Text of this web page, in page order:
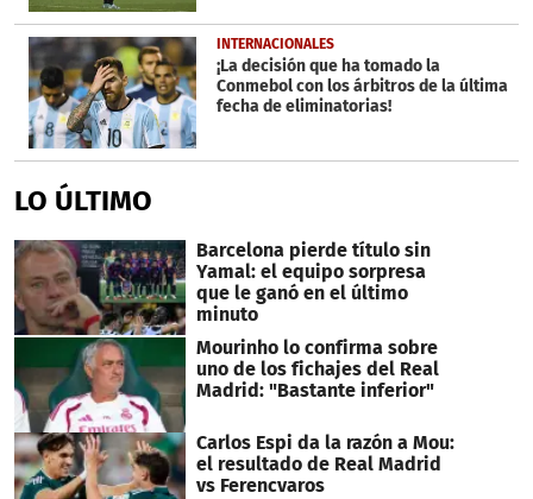
INTERNACIONALES
¡La decisión que ha tomado la
Conmebol con los árbitros de la última
fecha de eliminatorias!
LO ÚLTIMO
Barcelona pierde título sin
Yamal: el equipo sorpresa
que le ganó en el último
minuto
Mourinho lo confirma sobre
uno de los fichajes del Real
Madrid: "Bastante inferior"
Carlos Espi da la razón a Mou:
el resultado de Real Madrid
vs Ferencvaros